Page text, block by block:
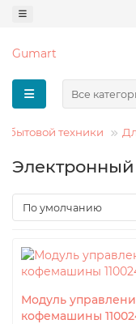
Gumart
Все
бытовой техники
Модуль
кофемашины